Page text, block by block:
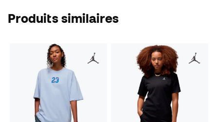
Produits similaires